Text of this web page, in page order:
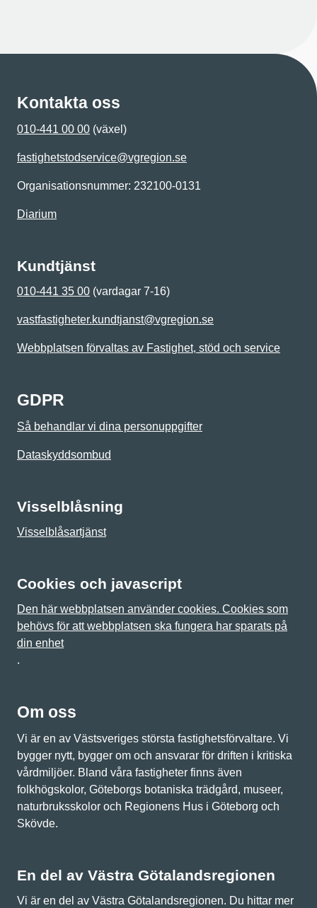
Kontakta oss
010-441 00 00 (växel)
fastighetstodservice@vgregion.se
Organisationsnummer: 232100-0131
Diarium
Kundtjänst
010-441 35 00 (vardagar 7-16)
vastfastigheter.kundtjanst@vgregion.se
Webbplatsen förvaltas av Fastighet, stöd och service
GDPR
Så behandlar vi dina personuppgifter
Dataskyddsombud
Visselblåsning
Visselblåsartjänst
Cookies och javascript
Den här webbplatsen använder cookies. Cookies som
behövs för att webbplatsen ska fungera har sparats på
din enhet
.
Om oss
Vi är en av Västsveriges största fastighetsförvaltare. Vi
bygger nytt, bygger om och ansvarar för driften i kritiska
vårdmiljöer. Bland våra fastigheter finns även
folkhögskolor, Göteborgs botaniska trädgård, museer,
naturbruksskolor och Regionens Hus i Göteborg och
Skövde.
En del av Västra Götalandsregionen
Vi är en del av Västra Götalandsregionen. Du hittar mer